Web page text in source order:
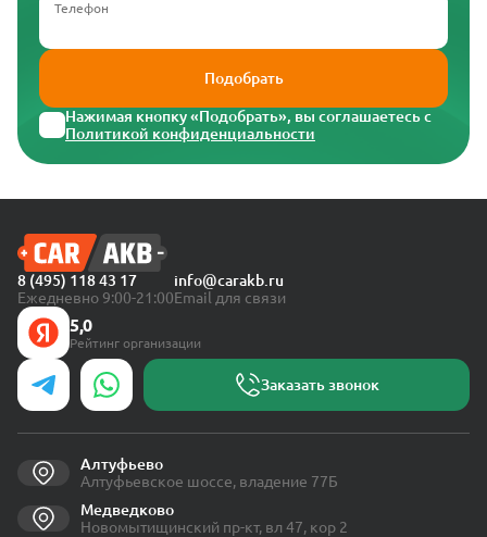
Телефон
Подобрать
Нажимая кнопку «Подобрать», вы соглашаетесь с
Политикой конфиденциальности
8 (495) 118 43 17
Ежедневно 9:00-21:00
info@carakb.ru
Email для связи
5,0
Рейтинг организации
Заказать звонок
Алтуфьево
Алтуфьевское шоссе, владение 77Б
Медведково
Новомытищинский пр-кт, вл 47, кор 2